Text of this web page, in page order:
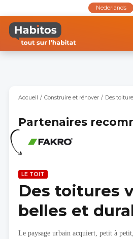
contenu
principal
Nederlands
Accueil Construire et rénover Des
Partenaires
LE TOIT
Des toitures
belles et
Le paysage urbain acquiert, petit à